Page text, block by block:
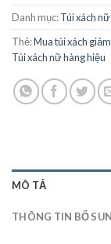
Danh mục:Túi xách
Thẻ:Mua túi xách
Túi xách nữ hàng hiệu
MÔ TẢ
THÔNG TIN BỔ